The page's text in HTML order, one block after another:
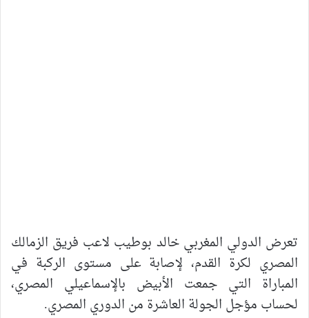
تعرض الدولي المغربي خالد بوطيب لاعب فريق الزمالك
المصري لكرة القدم، لإصابة على مستوى الركبة في
المباراة التي جمعت الأبيض بالإسماعيلي المصري،
لحساب مؤجل الجولة العاشرة من الدوري المصري.